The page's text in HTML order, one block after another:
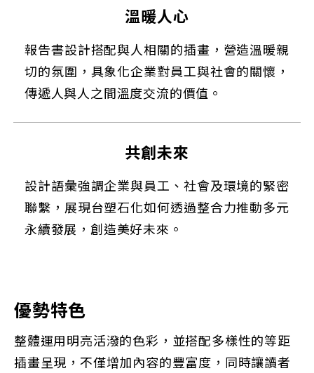
溫暖人心
報告書設計搭配與人相關的插畫，營造溫暖親
切的氛圍，具象化企業對員工與社會的關懷，
傳遞人與人之間溫度交流的價值。
共創未來
設計語彙強調企業與員工、社會及環境的緊密
聯繫，展現台塑石化如何透過整合力推動多元
永續發展，創造美好未來。
優勢特色
整體運用明亮活潑的色彩，並搭配多樣性的等距
插畫呈現，不僅增加內容的豐富度，同時讓讀者